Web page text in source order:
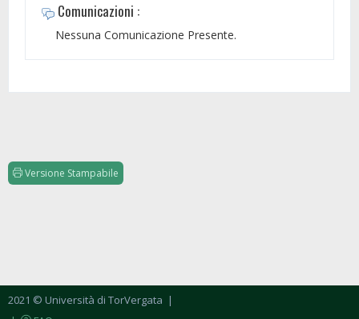
Comunicazioni :
Nessuna Comunicazione Presente.
Versione Stampabile
2021 © Università di TorVergata |